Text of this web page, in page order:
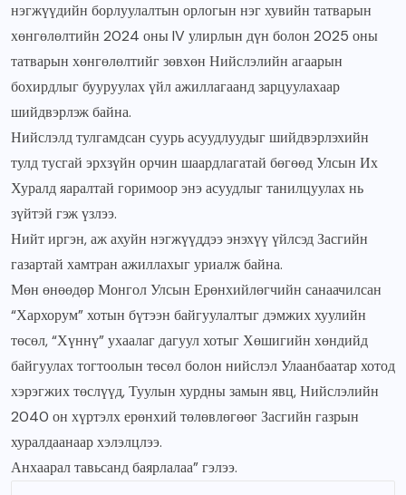
нэгжүүдийн борлуулалтын орлогын нэг хувийн татварын
хөнгөлөлтийн 2024 оны IV улирлын дүн болон 2025 оны
татварын хөнгөлөлтийг зөвхөн Нийслэлийн агаарын
бохирдлыг бууруулах үйл ажиллагаанд зарцуулахаар
шийдвэрлэж байна.
Нийслэлд тулгамдсан суурь асуудлуудыг шийдвэрлэхийн
тулд тусгай эрхзүйн орчин шаардлагатай бөгөөд Улсын Их
Хуралд яаралтай горимоор энэ асуудлыг танилцуулах нь
зүйтэй гэж үзлээ.
Нийт иргэн, аж ахуйн нэгжүүддээ энэхүү үйлсэд Засгийн
газартай хамтран ажиллахыг уриалж байна.
Мөн өнөөдөр Монгол Улсын Ерөнхийлөгчийн санаачилсан
“Хархорум” хотын бүтээн байгуулалтыг дэмжих хуулийн
төсөл, “Хүннү” ухаалаг дагуул хотыг Хөшигийн хөндийд
байгуулах тогтоолын төсөл болон нийслэл Улаанбаатар хотод
хэрэгжих төслүүд, Туулын хурдны замын явц, Нийслэлийн
2040 он хүртэлх ерөнхий төлөвлөгөөг Засгийн газрын
хуралдаанаар хэлэлцлээ.
Анхаарал тавьсанд баярлалаа” гэлээ.